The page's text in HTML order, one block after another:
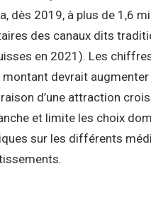
dès 2019, à plus de 1,6
des canaux dits
en 2021). Les
devrait
d’une attraction
et limite les choix
sur les différents